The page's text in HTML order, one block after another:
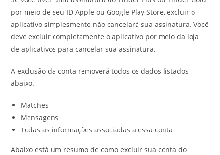
por meio de seu ID Apple ou Google Play Store, excluir o
aplicativo simplesmente não cancelará sua assinatura. Você
deve excluir completamente o aplicativo por meio da loja
de aplicativos para cancelar sua assinatura.
A exclusão da conta removerá todos os dados listados
abaixo.
Matches
Mensagens
Todas as informações associadas a essa conta
Abaixo está um resumo de como excluir sua conta do